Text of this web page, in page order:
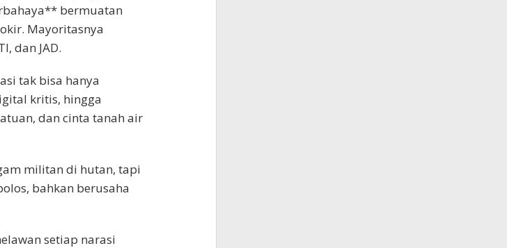
bermuatan
Mayoritasnya
dan JAD.
tak bisa hanya
kritis, hingga
dan cinta tanah air
militan di hutan, tapi
bahkan berusaha
setiap narasi